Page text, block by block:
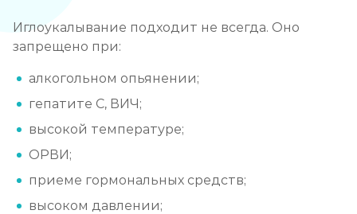
Иглоукалывание подходит не всегда. Оно
запрещено при:
алкогольном опьянении;
гепатите С, ВИЧ;
высокой температуре;
ОРВИ;
приеме гормональных средств;
высоком давлении;